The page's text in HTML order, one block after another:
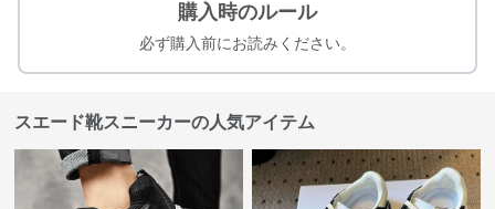
購入時のルール
必ず購入前にお読みください。
スエード靴スニーカーの人気アイテム